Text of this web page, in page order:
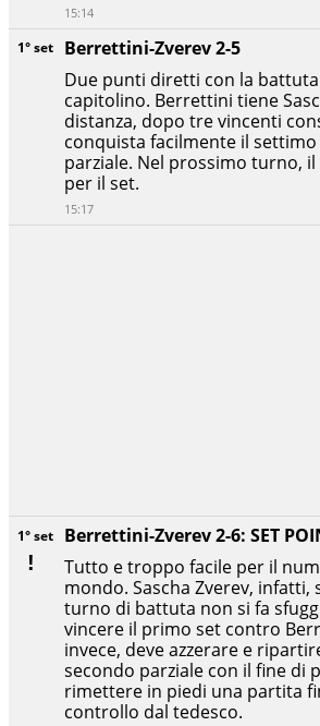
1° set
Berrettini-Zverev 2-6: SET
Tutto e troppo facile per il
mondo. Sascha Zverev, infatti,
turno di battuta non si fa
vincere il primo set contro
invece, deve azzerare e
secondo parziale con il fine di
rimettere in piedi una partita
controllo dal tedesco.
1° set
Berrettini-Zverev 2-5
Due punti diretti con la
capitolino. Berrettini tiene
distanza, dopo tre vincenti
conquista facilmente il
parziale. Nel prossimo turno,
per il set.
15:17
15:14